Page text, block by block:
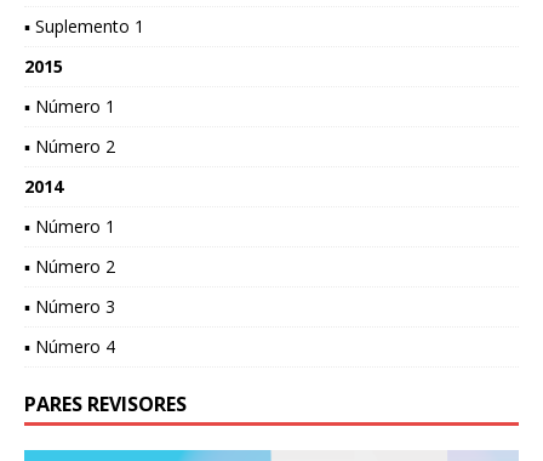
▪ Suplemento 1
2015
▪ Número 1
▪ Número 2
2014
▪ Número 1
▪ Número 2
▪ Número 3
▪ Número 4
PARES REVISORES